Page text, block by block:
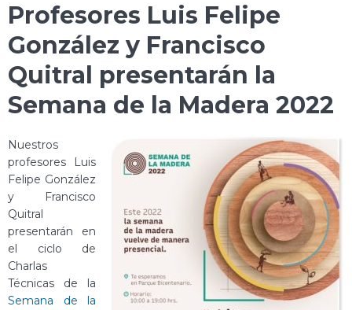
Profesores Luis Felipe
González y Francisco
Quitral presentarán la
Semana de la Madera 2022
Nuestros
profesores Luis
Felipe González
y Francisco
Quitral
presentarán en
el ciclo de
Charlas
Técnicas de la
Semana de la